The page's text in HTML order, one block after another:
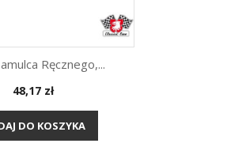
Szybki podgląd
Ręcznego,...
Cena
48,17 zł
DO KOSZYKA